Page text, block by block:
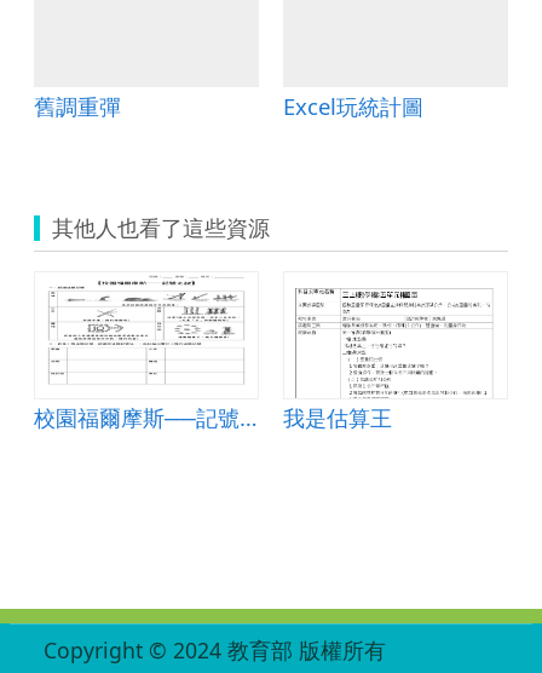
舊調重彈 Excel玩統計圖
其他人也看了這些資源
校園福爾摩斯──記號之謎 我是估算王
Copyright © 2024 教育部 版權所有